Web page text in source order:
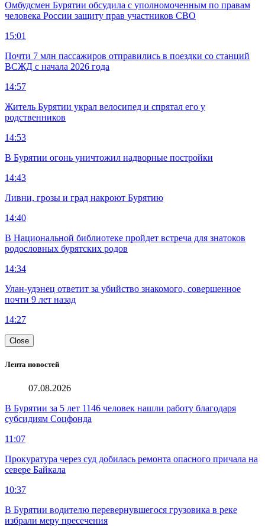
Омбудсмен Бурятии обсудила с уполномоченным по правам
человека России защиту прав участников СВО
15:01
Почти 7 млн пассажиров отправились в поездки со станций
ВСЖД с начала 2026 года
14:57
Житель Бурятии украл велосипед и спрятал его у
родственников
14:53
В Бурятии огонь уничтожил надворные постройки
14:43
Ливни, грозы и град накроют Бурятию
14:40
В Национальной библиотеке пройдет встреча для знатоков
родословных бурятских родов
14:34
Улан-удэнец ответит за убийство знакомого, совершенное
почти 9 лет назад
14:27
Close
Лента новостей
07.08.2026
В Бурятии за 5 лет 1146 человек нашли работу благодаря
субсидиям Соцфонда
11:07
Прокуратура через суд добилась ремонта опасного причала на
севере Байкала
10:37
В Бурятии водителю перевернувшегося грузовика в реке
избрали меру пресечения